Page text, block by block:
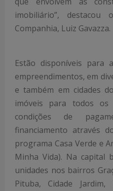
imobiliário”, destacou
Companhia, Luiz Gavazza.
Estão disponíveis para
empreendimentos, em
e também em cidades
imóveis para todos os
condições de
financiamento através
programa Casa Verde e
Minha Vida). Na capital
unidades nos bairros
Pituba, Cidade